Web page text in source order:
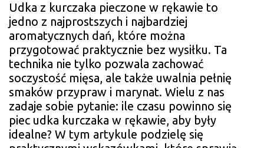
Udka z kurczaka pieczone w rękawie to
jedno z najprostszych i najbardziej
aromatycznych dań, które można
przygotować praktycznie bez wysiłku. Ta
technika nie tylko pozwala zachować
soczystość mięsa, ale także uwalnia pełnię
smaków przypraw i marynat. Wielu z nas
zadaje sobie pytanie: ile czasu powinno się
piec udka kurczaka w rękawie, aby były
idealne? W tym artykule podzielę się